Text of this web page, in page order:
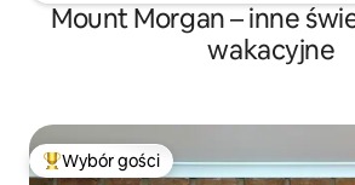
Mount Morgan – inne
wakacyjne
Najpopularniejsze z kategorii Wybór
Wybór gości